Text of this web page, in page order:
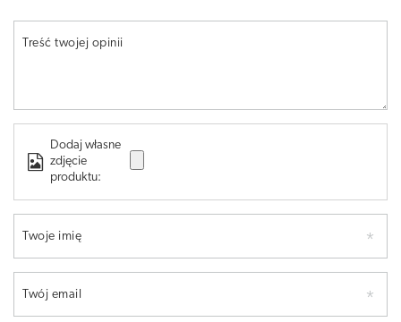
Treść twojej opinii
Dodaj własne
zdjęcie
produktu:
Twoje imię
Twój email